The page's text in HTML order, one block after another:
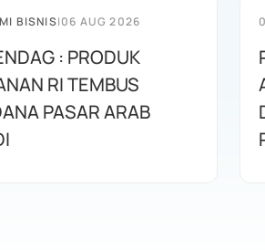
BISNIS|06 AUG 2026
: PRODUK
RI TEMBUS
PASAR ARAB